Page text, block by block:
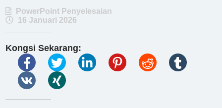
PowerPoint Penyelesaian
16 Januari 2026
Kongsi Sekarang: